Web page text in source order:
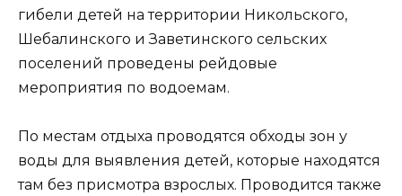
гибели детей на территории Никольского,
Шебалинского и Заветинского сельских
поселений проведены рейдовые
мероприятия по водоемам.
По местам отдыха проводятся обходы зон у
воды для выявления детей, которые находятся
там без присмотра взрослых. Проводится также